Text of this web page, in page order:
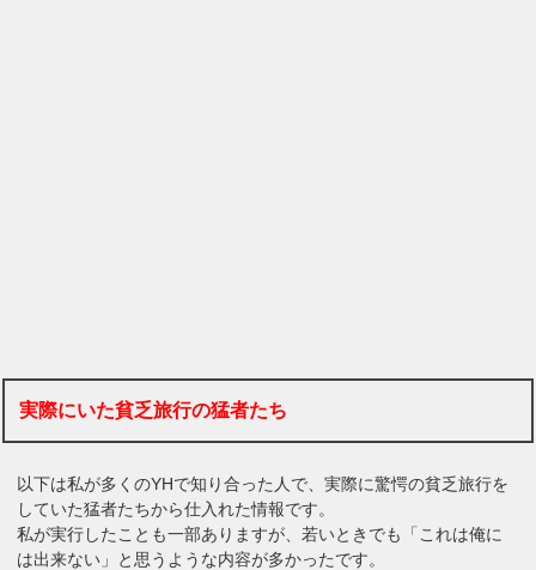
実際にいた貧乏旅行の猛者たち
以下は私が多くのYHで知り合った人で、実際に驚愕の貧乏旅行を
していた猛者たちから仕入れた情報です。
私が実行したことも一部ありますが、若いときでも「これは俺に
は出来ない」と思うような内容が多かったです。